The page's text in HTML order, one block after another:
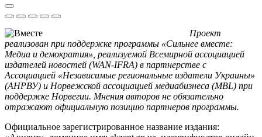
Проект
реализован при поддержке программы «Сильнее вместе:
Медиа и демократия», реализуемой Всемирной ассоциацией
издателей новостей (WAN-IFRA) в партнерстве с
Ассоциацией «Независимые региональные издатели Украины»
(АНРВУ) и Норвежской ассоциацией медиабизнеса (MBL) при
поддержке Норвегии. Мнения авторов не обязательно
отражают официальную позицию партнеров программы.
Официальное зарегистрированное название издания: